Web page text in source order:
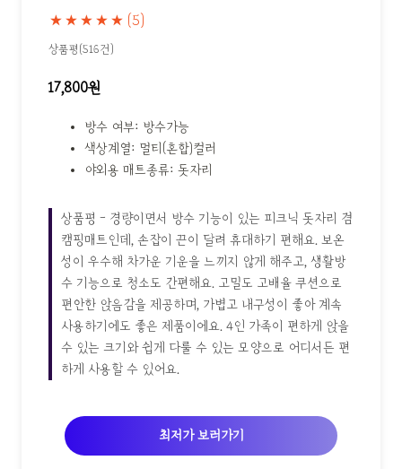
★★★★★ (5)
상품평(516건)
17,800원
방수 여부: 방수가능
색상계열: 멀티(혼합)컬러
야외용 매트종류: 돗자리
상품평 - 경량이면서 방수 기능이 있는 피크닉 돗자리 겸
캠핑매트인데, 손잡이 끈이 달려 휴대하기 편해요. 보온
성이 우수해 차가운 기운을 느끼지 않게 해주고, 생활방
수 기능으로 청소도 간편해요. 고밀도 고배율 쿠션으로
편안한 앉음감을 제공하며, 가볍고 내구성이 좋아 계속
사용하기에도 좋은 제품이에요. 4인 가족이 편하게 앉을
수 있는 크기와 쉽게 다룰 수 있는 모양으로 어디서든 편
하게 사용할 수 있어요.
최저가 보러가기